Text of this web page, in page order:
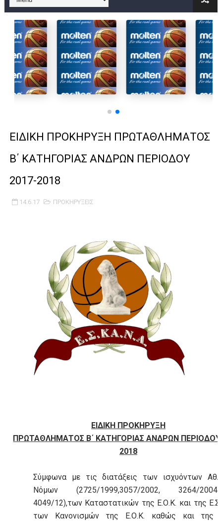
B ΕΦΗΒΩΝ F4 : Χάλκινο το Πέρα 71-56 την Δραπετσώνα στον
Στην National League 2 ο Μανδραϊκός 83-72 τον Εθνικό
Live streaming ΜΠΑΡΑΖ ΑΝΟΔΟΥ ΣΤΗΝ NL 2 : ΑΥΡΙΟ
Β΄ ΕΦΗΒΩΝ F4 : Εντυπωσιακός ο Ρέντης στον τελικό 104-77
Ο δρόμος για τον 29ο τελικό κυπέλλου ανδρών ΕΣΚΑΝΑ
U21: Τεράστια πρόκριση για τον Πανελευσινιακό στον
Γ΄ανδρών play offs : "Σκληρό" καρύδι η Φιλία Περάματος
Play off B εφήβων Β φάση Στο f4 ΑΕ Ρέντη, Πέρα , Ερμής
ΕΙΔΙΚΗ ΠΡΟΚΗΡΥΞΗ ΠΡΩΤΑΘΛΗΜΑΤΟΣ
Β΄ ΚΑΤΗΓΟΡΙΑΣ ΑΝΔΡΩΝ ΠΕΡΙΟΔΟΥ
2017-2018
14.6.17 ΠΡΟΚΗΡΥΞΕΙΣ
ΕΙΔΙΚΗ ΠΡΟΚΗΡΥΞΗ
ΠΡΩΤΑΘΛΗΜΑΤΟΣ Β΄ ΚΑΤΗΓΟΡΙΑΣ ΑΝΔΡΩΝ ΠΕΡΙΟΔΟΥ
2018
Σύμφωνα με τις διατάξεις των ισχυόντων
Νόμων (2725/1999,3057/2002, 3264/
4049/12),των Καταστατικών της Ε.Ο.Κ. και της
των Κανονισμών της Ε.Ο.Κ. καθώς και της